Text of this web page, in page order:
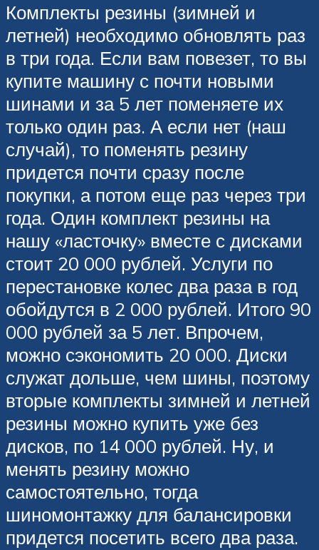
Комплекты резины (зимней и
летней) необходимо обновлять раз
в три года. Если вам повезет, то вы
купите машину с почти новыми
шинами и за 5 лет поменяете их
только один раз. А если нет (наш
случай), то поменять резину
придется почти сразу после
покупки, а потом еще раз через три
года. Один комплект резины на
нашу «ласточку» вместе с дисками
стоит 20 000 рублей. Услуги по
перестановке колес два раза в год
обойдутся в 2 000 рублей. Итого 90
000 рублей за 5 лет. Впрочем,
можно сэкономить 20 000. Диски
служат дольше, чем шины, поэтому
вторые комплекты зимней и летней
резины можно купить уже без
дисков, по 14 000 рублей. Ну, и
менять резину можно
самостоятельно, тогда
шиномонтажку для балансировки
придется посетить всего два раза.